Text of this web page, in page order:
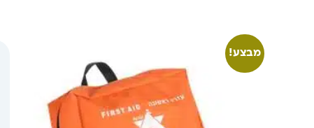
מבצע!